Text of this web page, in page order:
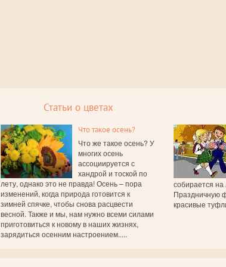
Статьи о цветах
Что такое осень?
Что же такое осень? У
многих осень
ассоциируется с
хандрой и тоской по
лету, однако это не правда! Осень – пора
изменений, когда природа готовится к
зимней спячке, чтобы снова расцвести
весной. Также и мы, нам нужно всеми силами
приготовиться к новому в наших жизнях,
зарядиться осенним настроением.....
собирается на
Праздничную
красивые